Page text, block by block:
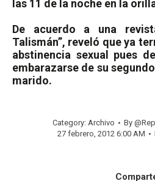
las 11 de la noche en la
De acuerdo a una
Talismán”, reveló que ya
abstinencia sexual pues
embarazarse de su
marido.
Category: Archivo By
27 febrero, 2012 6:00 AM